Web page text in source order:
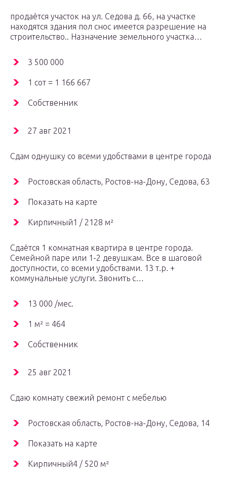
продаëтся участок на ул. Седова д. 66, на участке
находятся здания пол снос имеется разрешение на
строительство.. Назначение земельного участка…
3 500 000
1 сот = 1 166 667
Собственник
27 авг 2021
Сдам однушку со всеми удобствами в центре города
Ростовская область, Ростов-на-Дону, Седова, 63
Показать на карте
Кирпичный1 / 2128 м²
Сдаётся 1 комнатная квартира в центре города.
Семейной паре или 1-2 девушкам. Все в шаговой
доступности, со всеми удобствами. 13 т.р. +
коммунальные услуги. Звонить с…
13 000 /мес.
1 м² = 464
Собственник
25 авг 2021
Сдаю комнату свежий ремонт с мебелью
Ростовская область, Ростов-на-Дону, Седова, 14
Показать на карте
Кирпичный4 / 520 м²